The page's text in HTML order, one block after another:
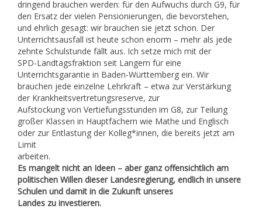
dringend brauchen werden: für den Aufwuchs durch G9, für
den Ersatz der vielen Pensionierungen, die bevorstehen,
und ehrlich gesagt: wir brauchen sie jetzt schon. Der
Unterrichtsausfall ist heute schon enorm – mehr als jede
zehnte Schulstunde fällt aus. Ich setze mich mit der
SPD-Landtagsfraktion seit Langem für eine
Unterrichtsgarantie in Baden-Württemberg ein. Wir
brauchen jede einzelne Lehrkraft – etwa zur Verstärkung
der Krankheitsvertretungsreserve, zur
Aufstockung von Vertiefungsstunden im G8, zur Teilung
großer Klassen in Hauptfächern wie Mathe und Englisch
oder zur Entlastung der Kolleg*innen, die bereits jetzt am
Limit
arbeiten.
Es mangelt nicht an Ideen – aber ganz offensichtlich am
politischen Willen dieser Landesregierung, endlich in unsere
Schulen und damit in die Zukunft unseres
Landes zu investieren.